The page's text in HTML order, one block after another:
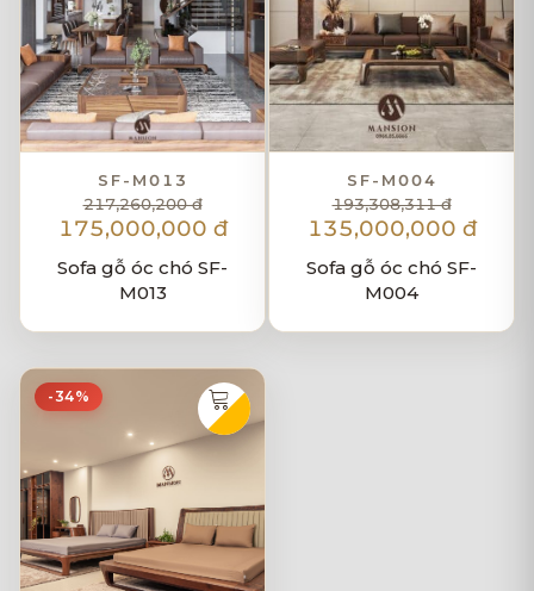
SF-M013
217,260,200 đ
175,000,000 đ
Sofa gỗ óc chó SF-
M013
SF-M004
193,308,311 đ
135,000,000 đ
Sofa gỗ óc chó SF-
M004
-34%